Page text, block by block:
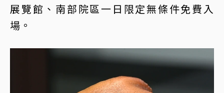
展覽館、南部院區一日限定無條件免費入
場。